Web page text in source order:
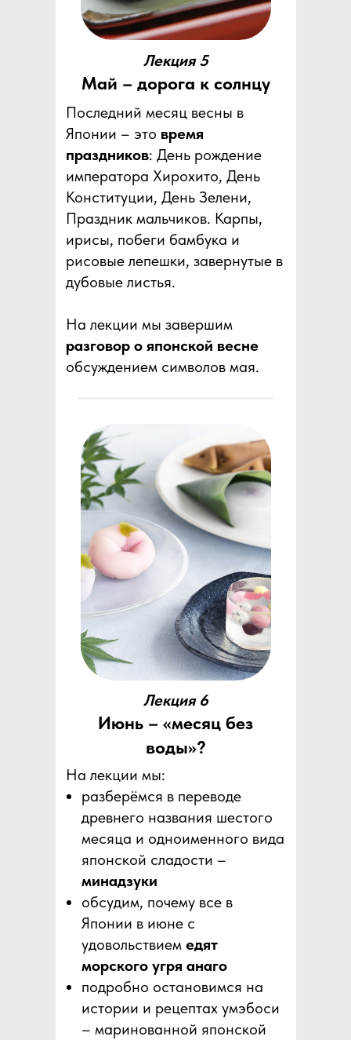
Май – дорога к солнцу
Последний месяц весны в
Японии – это время
праздников: День рождение
императора Хирохито, День
Конституции, День Зелени,
Праздник мальчиков. Карпы,
ирисы, побеги бамбука и
рисовые лепешки, завернутые в
дубовые листья.
На лекции мы завершим
разговор о японской весне
обсуждением символов мая.
Июнь – «месяц без
воды»?
На лекции мы:
разберёмся в переводе
древнего названия шестого
месяца и одноименного вида
японской сладости –
минадзуки
обсудим, почему все в
Японии в июне с
удовольствием едят
морского угря анаго
подробно остановимся на
истории и рецептах умэбоси
– маринованной японской
Лекция 5
Лекция 6